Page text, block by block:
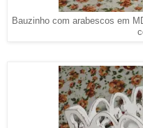
Bauzinho com arabescos em